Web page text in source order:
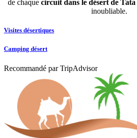
de chaque circuit dans le désert de Tata
inoubliable.
Visites désertiques
Camping désert
Recommandé par TripAdvisor